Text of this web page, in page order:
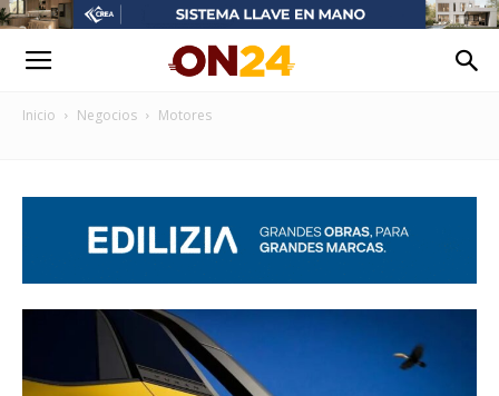
Inicio Negocios Motores